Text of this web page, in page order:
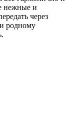
нежные и
через
родному